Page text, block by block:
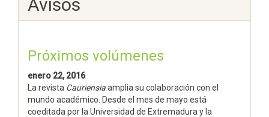
Avisos
Próximos volúmenes
enero 22, 2016
La revista Cauriensiaamplia su colaboración con el
mundo académico. Desde el mes de mayo está
coeditada por la Universidad de Extremadura y la